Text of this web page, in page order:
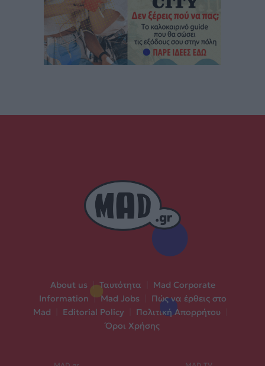
About us | Ταυτότητα
Mad Corporate
Information | Mad Jobs
Πώς να έρθεις στο
Mad
Editorial Policy Πολιτική Απορρήτου
Όροι Χρήσης